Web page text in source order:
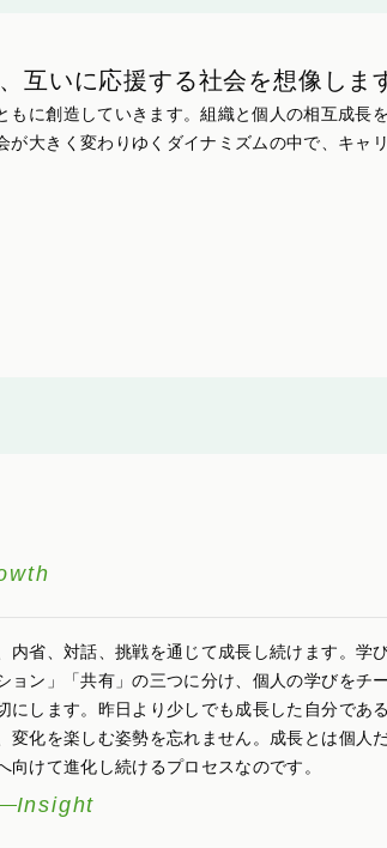
互いに応援する社会を想像しま
に創造していきます。組織と個人の相互成長
大きく変わりゆくダイナミズムの中で、キャ
内省、対話、挑戦を通じて成長し続けます。学
ョン」「共有」の三つに分け、個人の学びをチ
にします。昨日より少しでも成長した自分であ
変化を楽しむ姿勢を忘れません。成長とは個人
向けて進化し続けるプロセスなのです。
Insight